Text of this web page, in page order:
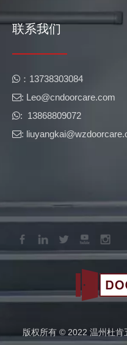
联系我们
 ​​：13738303084
: Leo@cndoorcare.com​​​​​​​
: 13868809072
:
版权所有 © 2022 温州杜肯